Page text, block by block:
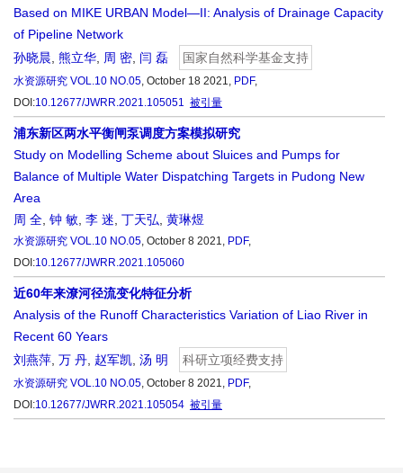
Based on MIKE URBAN Model—II: Analysis of Drainage Capacity
of Pipeline Network
孙晓晨 熊立华 周 密 闫 磊 国家自然科学基金支持
水资源研究 VOL.10 NO.05, October 18 2021, PDF,
DOI:10.12677/JWRR.2021.105051 被引量
浦东新区两水平衡闸泵调度方案模拟研究
Study on Modelling Scheme about Sluices and Pumps for
Balance of Multiple Water Dispatching Targets in Pudong New
Area
周 全 钟 敏 李 迷 丁天弘 黄琳煜
水资源研究 VOL.10 NO.05, October 8 2021, PDF,
DOI:10.12677/JWRR.2021.105060
近60年来潦河径流变化特征分析
Analysis of the Runoff Characteristics Variation of Liao River in
Recent 60 Years
刘燕萍 万 丹 赵军凯 汤 明 科研立项经费支持
水资源研究 VOL.10 NO.05, October 8 2021, PDF,
DOI:10.12677/JWRR.2021.105054 被引量